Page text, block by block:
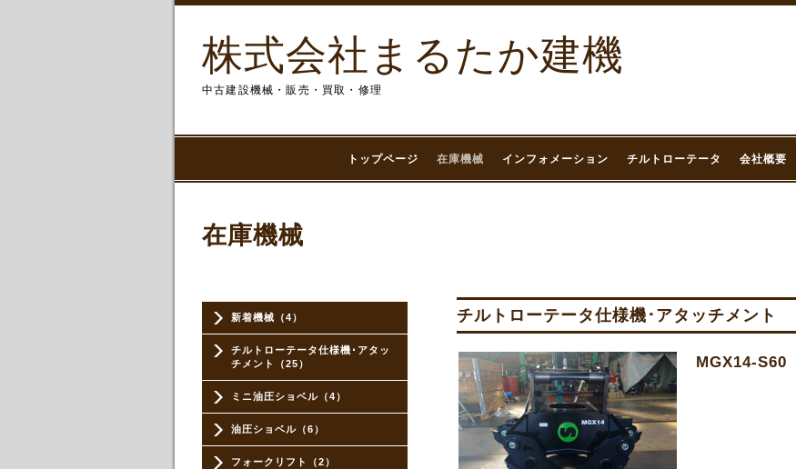
株式会社まるたか建機
中古建設機械・販売・買取・修理
トップページ 在庫機械 インフォメーション チルトローテータ 会社概要
新着機械（4）
チルトローテータ仕様機･アタッ
チメント（25）
ミニ油圧ショベル（4）
油圧ショベル（6）
フォークリフト（2）
在庫機械
チルトローテータ仕様機･アタッチメント
MGX14-S60